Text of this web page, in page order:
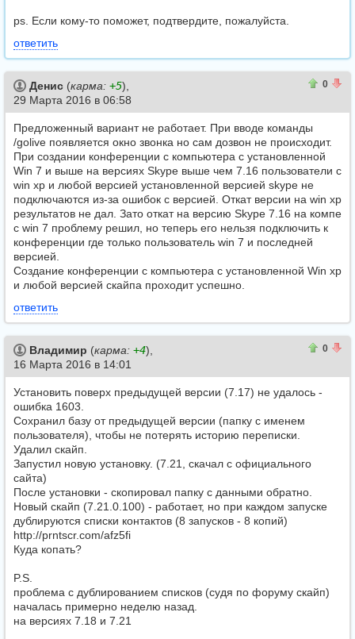
ps. Если кому-то поможет, подтвердите, пожалуйста.
ответить
0
Денис (карма: +5),
29 Марта 2016 в 06:58
Предложенный вариант не работает. При вводе команды
/golive появляется окно звонка но сам дозвон не происходит.
При создании конференции с компьютера с установленной
Win 7 и выше на версиях Skype выше чем 7.16 пользователи с
win xp и любой версией установленной версией skype не
подключаются из-за ошибок с версией. Откат версии на win xp
результатов не дал. Зато откат на версию Skype 7.16 на компе
с win 7 проблему решил, но теперь его нельзя подключить к
конференции где только пользователь win 7 и последней
версией.
Создание конференции с компьютера с установленной Win xp
и любой версией скайпа проходит успешно.
ответить
0
Владимир (карма: +4),
16 Марта 2016 в 14:01
Установить поверх предыдущей версии (7.17) не удалось -
ошибка 1603.
Сохранил базу от предыдущей версии (папку с именем
пользователя), чтобы не потерять историю переписки.
Удалил скайп.
Запустил новую установку. (7.21, скачал с официального
сайта)
После установки - скопировал папку с данными обратно.
Новый скайп (7.21.0.100) - работает, но при каждом запуске
дублируются списки контактов (8 запусков - 8 копий)
http://prntscr.com/afz5fi
Куда копать?
P.S.
проблема с дублированием списков (судя по форуму скайп)
началась примерно неделю назад.
на версиях 7.18 и 7.21